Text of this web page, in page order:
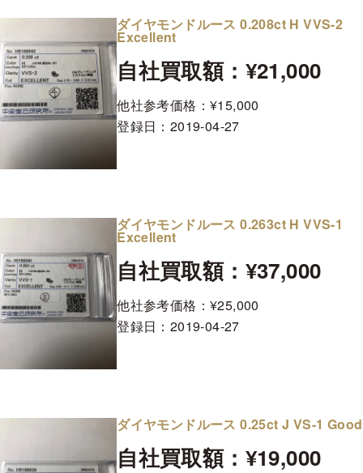
ダイヤモンドルース 0.208ct H VVS-2
Excellent
自社買取額：¥21,000
他社参考価格：¥15,000
登録日： 2019-04-27
ダイヤモンドルース 0.263ct H VVS-1
Excellent
自社買取額：¥37,000
他社参考価格：¥25,000
登録日： 2019-04-27
ダイヤモンドルース 0.25ct J VS-1 Good
自社買取額：¥19,000